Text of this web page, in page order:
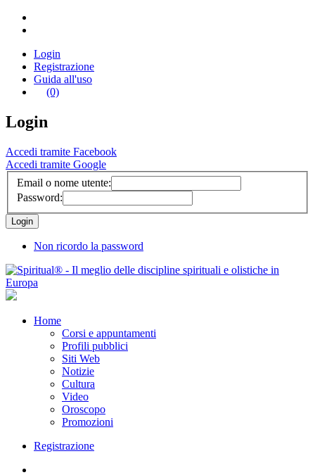
Login
Registrazione
Guida all'uso
(0)
Login
Accedi tramite Facebook
Accedi tramite Google
Email o nome utente:
Password:
Non ricordo la password
Home
Corsi e appuntamenti
Profili pubblici
Siti Web
Notizie
Cultura
Video
Oroscopo
Promozioni
Registrazione